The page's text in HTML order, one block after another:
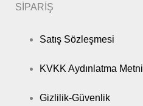
SİPARİŞ
Satış Sözleşmesi
KVKK Aydınlatma Metni
Gizlilik-Güvenlik